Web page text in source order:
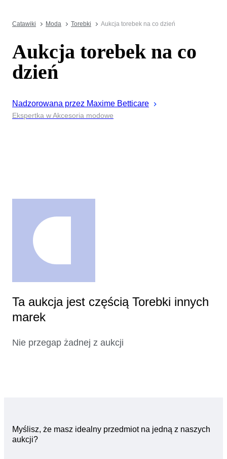
Catawiki Moda Torebki Aukcja torebek na co dzień
Aukcja torebek na co
dzień
Nadzorowana przez Maxime Betticare
Ekspertka w Akcesoria modowe
Ta aukcja jest częścią Torebki innych
marek
Nie przegap żadnej z aukcji
Myślisz, że masz idealny przedmiot na jedną z naszych
aukcji?